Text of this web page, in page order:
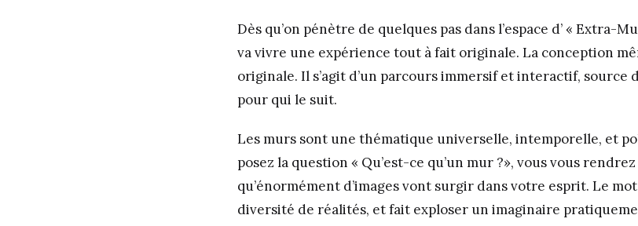
Dès qu’on pénètre de quelques pas dans l’espace d’ « Extra-
va vivre une expérience tout à fait originale. La conception
originale. Il s’agit d’un parcours immersif et interactif, source
pour qui le suit.
Les murs sont une thématique universelle, intemporelle, et
posez la question « Qu’est-ce qu’un mur ?», vous vous
qu’énormément d’images vont surgir dans votre esprit. Le
diversité de réalités, et fait exploser un imaginaire